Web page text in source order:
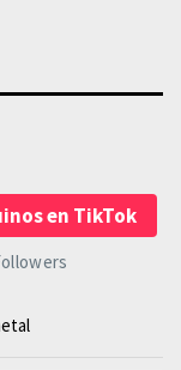
en TikTok